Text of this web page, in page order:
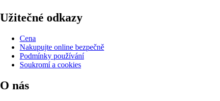
Užitečné odkazy
Cena
Nakupujte online bezpečně
Podmínky používání
Soukromí a cookies
O nás